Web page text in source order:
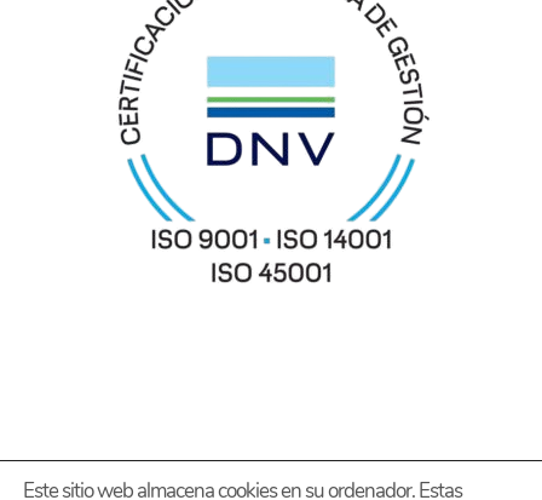
Este sitio web almacena cookies en su ordenador. Estas